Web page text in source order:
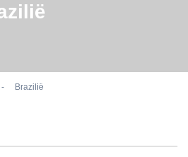
- Brazilië